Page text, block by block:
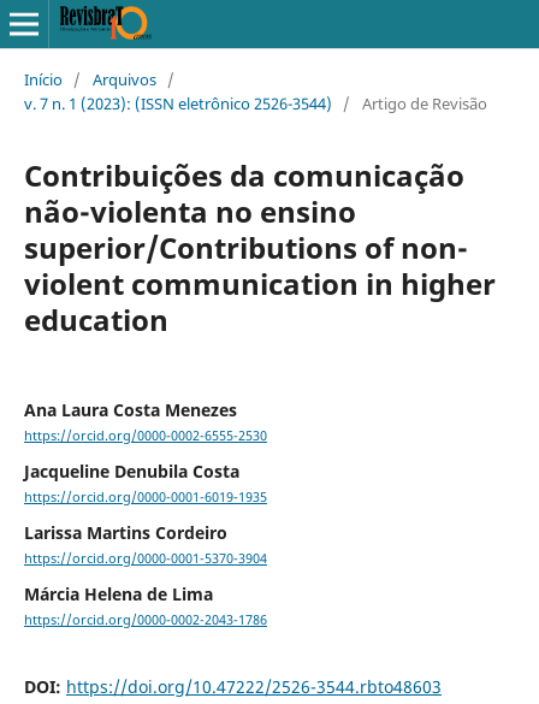
Início / Arquivos /
v. 7 n. 1 (2023): (ISSN eletrônico 2526-3544)
/ Artigo de Revisão
Contribuições da comunicação
não-violenta no ensino
superior/Contributions of non-
violent communication in higher
education
Ana Laura Costa Menezes
https://orcid.org/0000-0002-6555-2530
Jacqueline Denubila Costa
https://orcid.org/0000-0001-6019-1935
Larissa Martins Cordeiro
https://orcid.org/0000-0001-5370-3904
Márcia Helena de Lima
https://orcid.org/0000-0002-2043-1786
DOI: https://doi.org/10.47222/2526-3544.rbto48603